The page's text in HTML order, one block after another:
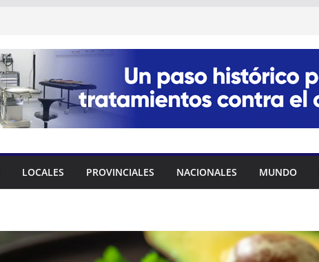
LOCALES PROVINCIALES NACIONALES MUNDO